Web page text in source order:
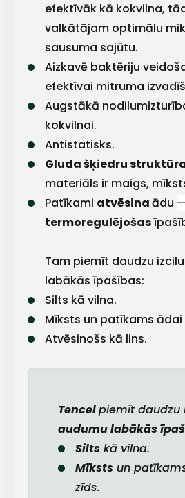
efektīvāk kā kokvilna,
valkātājam optimālu
sausuma sajūtu.
Aizkavē baktēriju
efektīvai mitruma
Augstākā
kokvilnai.
Antistatisks.
Gluda šķiedru
materiāls ir maigs,
Patīkami atvēsinaādu —
termoregulējošas
Tam piemīt daudzu
labākās īpašības:
Silts kā vilna.
Mīksts un patīkams ādai
Atvēsinošs kā lins.
Tencelpiemīt daudzu
audumu labākās
Silts kā vilna.
Mīksts un
zīds.
ar
+